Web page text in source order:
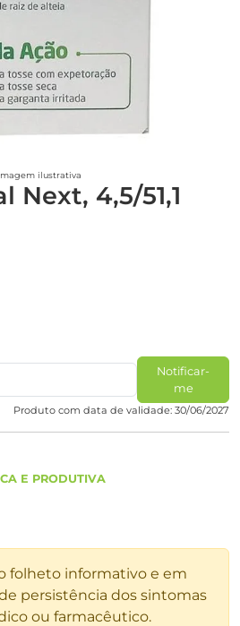
ilustrativa
Next, 4,5/51,1
Notificar-
me
Produto com data de validade: 30/06/2027
E PRODUTIVA
folheto informativo e em
persistência dos sintomas
ou farmacêutico.